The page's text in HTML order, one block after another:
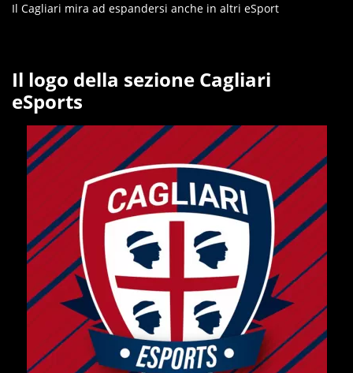
Il Cagliari mira ad espandersi anche in altri eSport
Il logo della sezione Cagliari
eSports